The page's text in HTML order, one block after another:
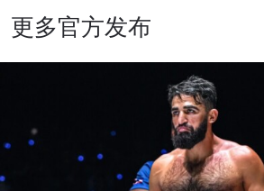
更多官方发布
对手
查看集锦
邮箱
订阅